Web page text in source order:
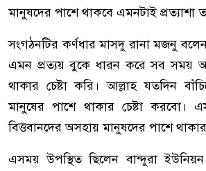
মানুষদের পাশে থাকবে এমনটাই প্রত্যাশা
সংগঠনটির কর্ণধার মাসদু রানা মজনু
এমন প্রত্যয় বুকে ধারন করে সব সময়
থাকার চেষ্টা করি। আল্লাহ যতদিন
মানুষের পাশে থাকার চেষ্টা করবো।
বিত্তবানদের অসহায় মানুষদের পাশে
এসময় উপস্থিত ছিলেন বান্দুরা